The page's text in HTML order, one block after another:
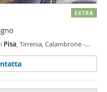
Pisa, Tirrenia, Calambrone -
EXTRA